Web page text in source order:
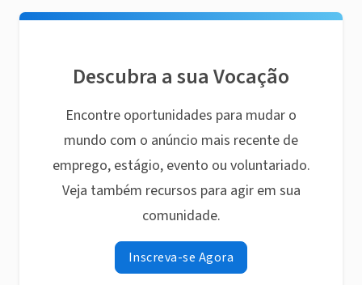
Descubra a sua Vocação
Encontre oportunidades para mudar o
mundo com o anúncio mais recente de
emprego, estágio, evento ou voluntariado.
Veja também recursos para agir em sua
comunidade.
Inscreva-se Agora